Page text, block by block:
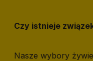
Czy istnieje
Nasze wybory